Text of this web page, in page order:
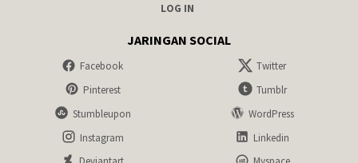
LOG IN
JARINGAN SOCIAL
Facebook
Twitter
Pinterest
Tumblr
Stumbleupon
WordPress
Instagram
Linkedin